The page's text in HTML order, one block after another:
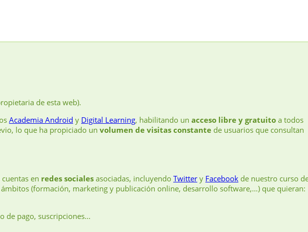
de esta web).
Academia Android y Digital Learning, habilitando un acceso libre y gratuito a todos
lo que ha propiciado un volumen de visitas constante de usuarios que consultan
en redes sociales asociadas, incluyendo Twitter y Facebook de nuestro curso
(formación, marketing y publicación online, desarrollo software,…) que quieran:
de pago, suscripciones…